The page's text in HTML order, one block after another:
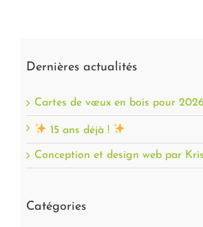
Dernières actualités
Cartes de vœux en bois pour 2026
15 ans déjà !
Conception et design web par
Catégories